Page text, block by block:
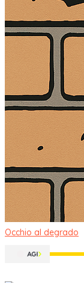
Occhio al degrado